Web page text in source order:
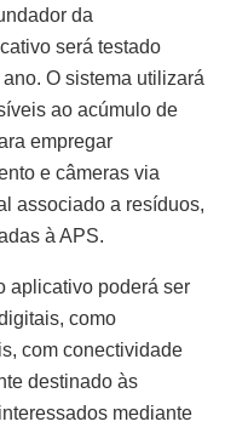
da
será testado
O sistema utilizará
ao acúmulo de
empregar
e câmeras via
associado a resíduos,
à APS.
aplicativo poderá ser
como
com conectividade
destinado às
mediante